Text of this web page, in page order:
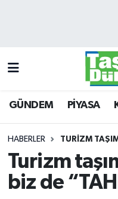
GÜNDEM PİYASA
HABERLER TURİZM
Turizm
biz de
KAMPANYA
RÖPORTAJ
YOLCU TAŞIMA
Trafik Durumu
Süper Lig Puan
Tüm Manşetler
Son Dakika